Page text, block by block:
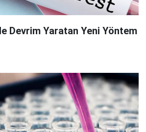
Devrim Yaratan Yeni Yöntem